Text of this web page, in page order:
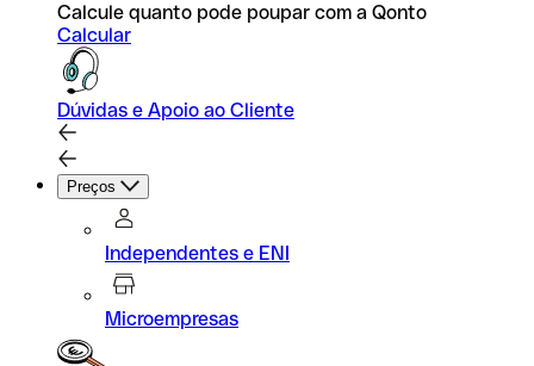
Calcule quanto pode poupar com a Qonto
Calcular
Dúvidas e Apoio ao Cliente
Preços
Independentes e ENI
Microempresas